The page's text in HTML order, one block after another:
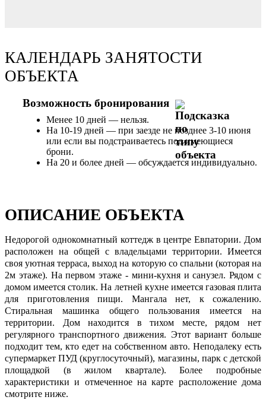
КАЛЕНДАРЬ ЗАНЯТОСТИ
ОБЪЕКТА
Возможность бронирования
Менее 10 дней — нельзя.
На 10-19 дней — при заезде не позднее 3-10 июня
или если вы подстраиваетесь под имеющиеся
брони.
На 20 и более дней — обсуждается индивидуально.
ОПИСАНИЕ ОБЪЕКТА
Недорогой однокомнатный коттедж в центре Евпатории. Дом
расположен на общей с владельцами территории. Имеется
своя уютная терраса, выход на которую со спальни (которая на
2м этаже). На первом этаже - мини-кухня и санузел. Рядом с
домом имеется столик. На летней кухне имеется газовая плита
для приготовления пищи. Мангала нет, к сожалению.
Стиральная машинка общего пользования имеется на
территории. Дом находится в тихом месте, рядом нет
регулярного транспортного движения. Этот вариант больше
подходит тем, кто едет на собственном авто. Неподалеку есть
супермаркет ПУД (круглосуточный), магазины, парк с детской
площадкой (в жилом квартале). Более подробные
характеристики и отмеченное на карте расположение дома
смотрите ниже.